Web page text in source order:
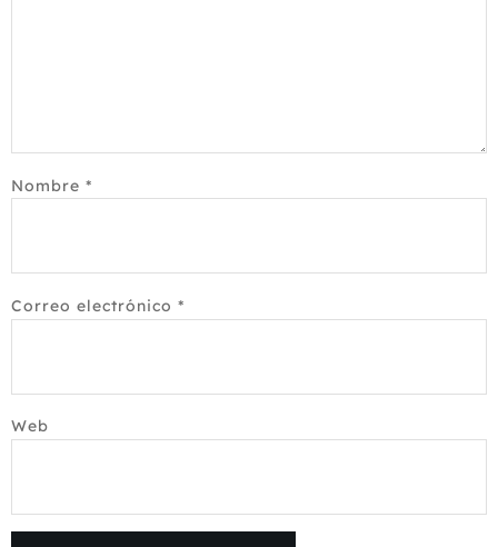
Nombre *
Correo electrónico *
Web